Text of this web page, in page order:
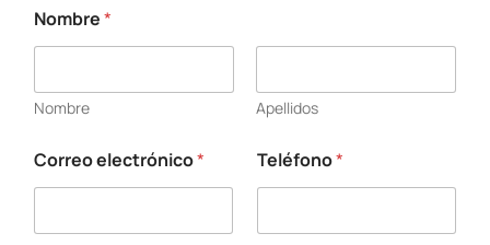
Nombre*
Nombre Apellidos
e
l
c
Correo electrónico* Teléfono*